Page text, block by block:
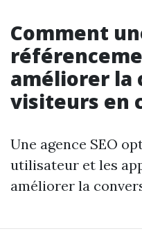
Comment
améliorer la
visiteurs en
Une agence SEO
utilisateur et les
améliorer la